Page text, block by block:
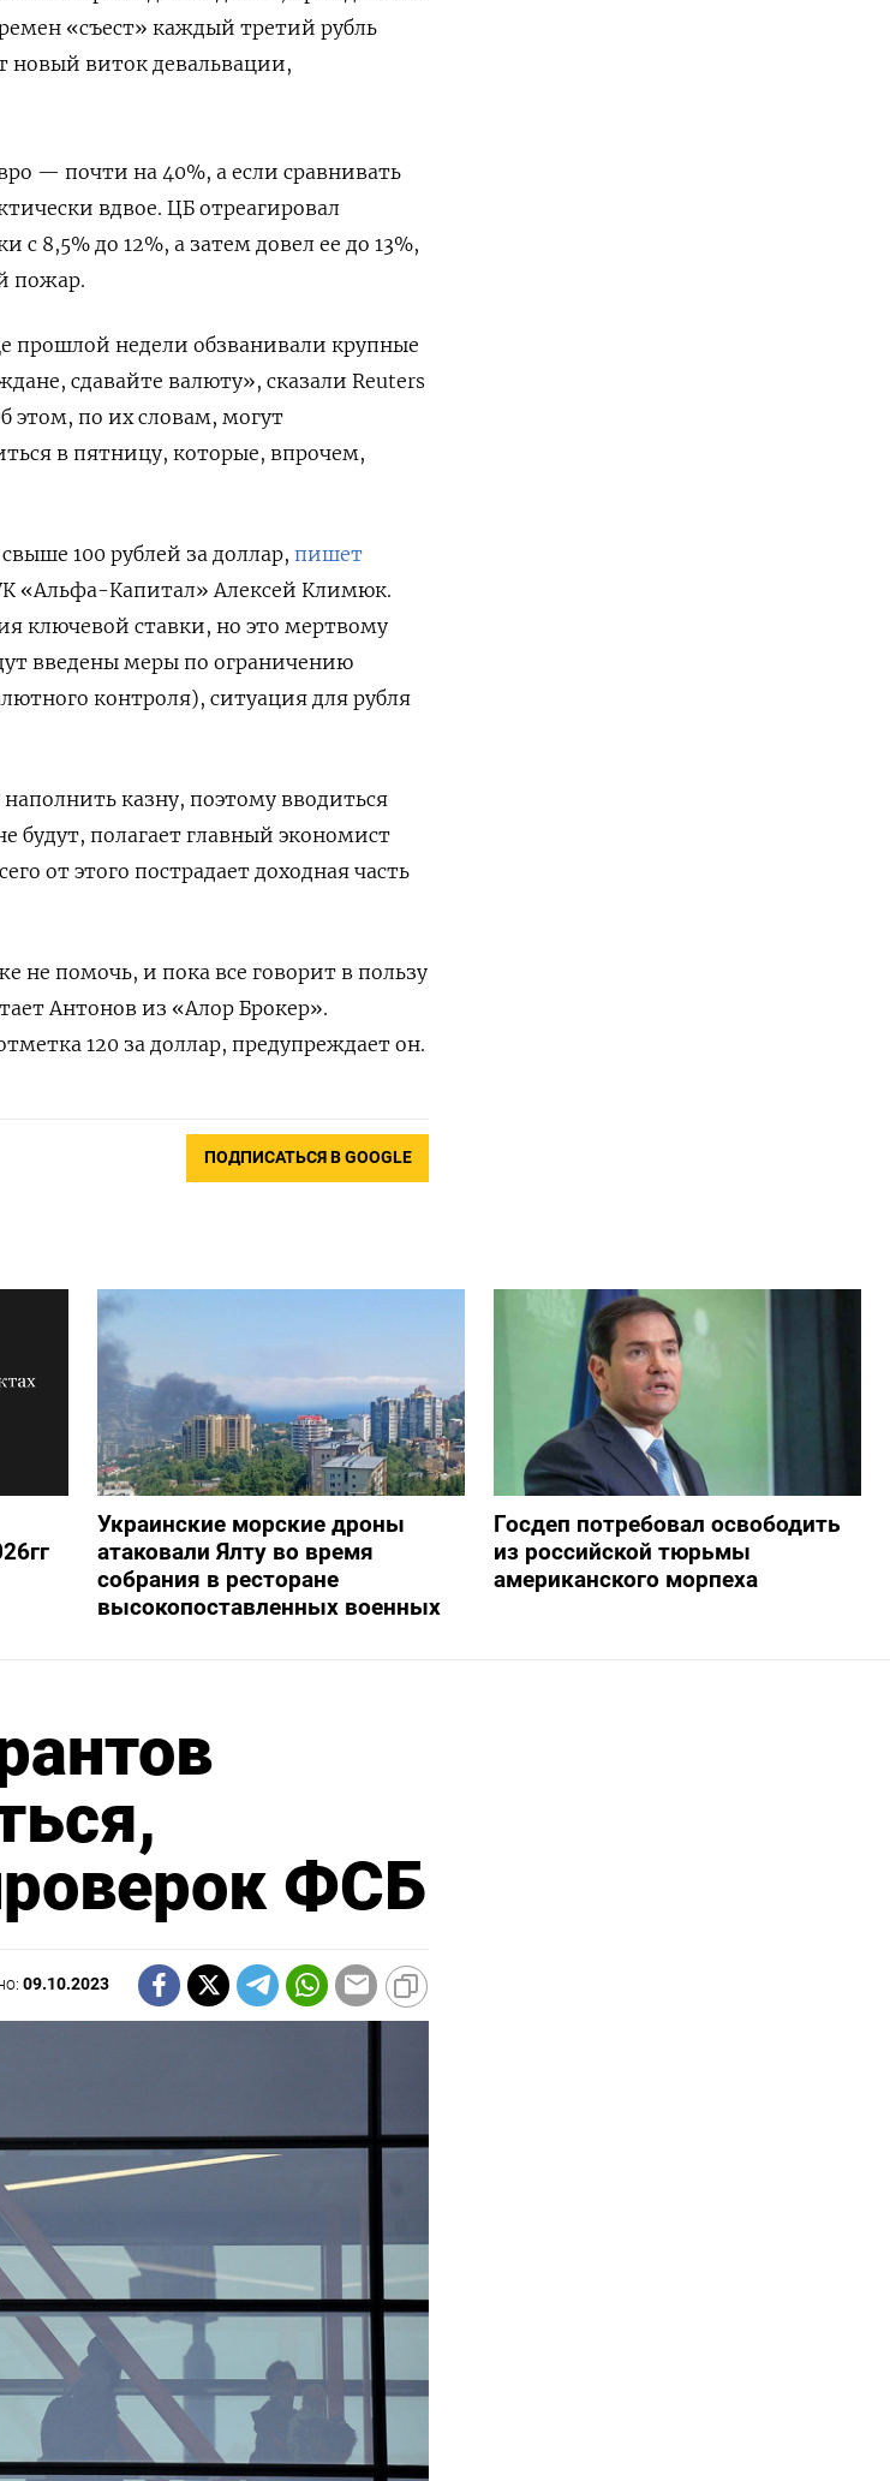
«съест» каждый третий рубль
новый виток девальвации,
— почти на 40%, а если сравнивать
вдвое. ЦБ отреагировал
8,5% до 12%, а затем довел ее до 13%,
пожар.
недели обзванивали крупные
сдавайте валюту», сказали Reuters
этом, по их словам, могут
в пятницу, которые, впрочем,
100 рублей за доллар, пишет
«Альфа-Капитал» Алексей Климюк.
ключевой ставки, но это мертвому
введены меры по ограничению
контроля), ситуация для рубля
казну, поэтому вводиться
будут, полагает главный экономист
от этого пострадает доходная часть
помочь, и пока все говорит в пользу
Антонов из «Алор Брокер».
120 за доллар, предупреждает он.
ПОДПИСАТЬСЯ В GOOGLE
Украинские морские дроны
атаковали Ялту во время
собрания в ресторане
высокопоставленных военных
Госдеп потребовал освободить
из российской тюрьмы
американского морпеха
ФСБ
09.10.2023